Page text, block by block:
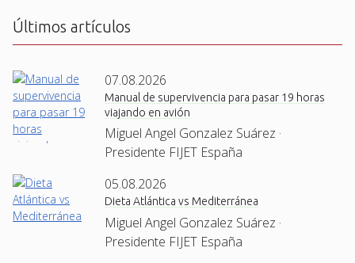
Últimos artículos
07.08.2026
Manual de supervivencia para pasar 19 horas
viajando en avión
Miguel Angel Gonzalez Suárez ·
Presidente FIJET España
05.08.2026
Dieta Atlántica vs Mediterránea
Miguel Angel Gonzalez Suárez ·
Presidente FIJET España